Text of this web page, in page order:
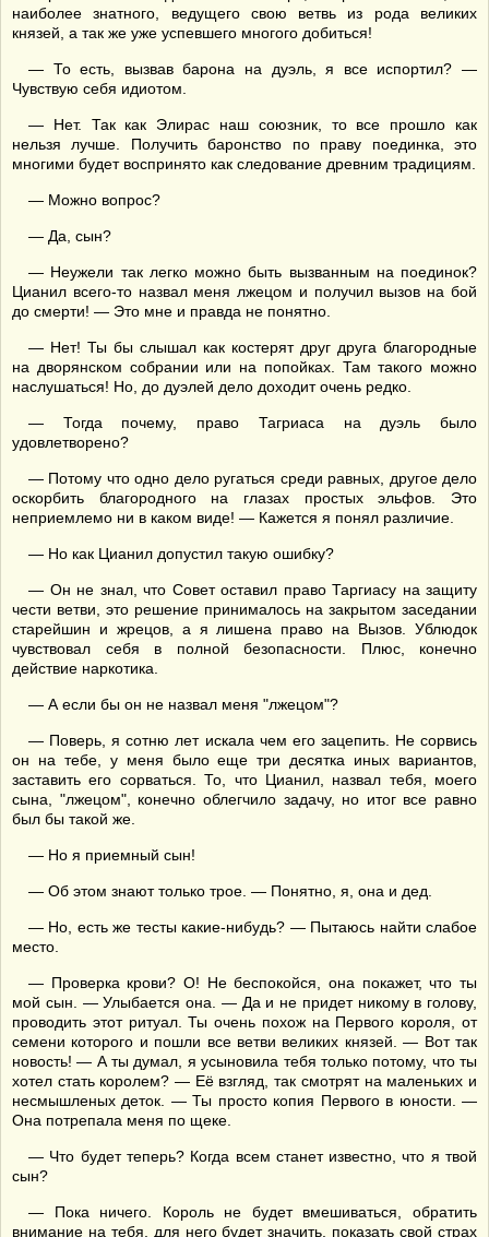
наиболее знатного, ведущего свою ветвь из рода великих
князей, а так же уже успевшего многого добиться!
— То есть, вызвав барона на дуэль, я все испортил? —
Чувствую себя идиотом.
— Нет. Так как Элирас наш союзник, то все прошло как
нельзя лучше. Получить баронство по праву поединка, это
многими будет воспринято как следование древним традициям.
— Можно вопрос?
— Да, сын?
— Неужели так легко можно быть вызванным на поединок?
Цианил всего-то назвал меня лжецом и получил вызов на бой
до смерти! — Это мне и правда не понятно.
— Нет! Ты бы слышал как костерят друг друга благородные
на дворянском собрании или на попойках. Там такого можно
наслушаться! Но, до дуэлей дело доходит очень редко.
— Тогда почему, право Тагриаса на дуэль было
удовлетворено?
— Потому что одно дело ругаться среди равных, другое дело
оскорбить благородного на глазах простых эльфов. Это
неприемлемо ни в каком виде! — Кажется я понял различие.
— Но как Цианил допустил такую ошибку?
— Он не знал, что Совет оставил право Таргиасу на защиту
чести ветви, это решение принималось на закрытом заседании
старейшин и жрецов, а я лишена право на Вызов. Ублюдок
чувствовал себя в полной безопасности. Плюс, конечно
действие наркотика.
— А если бы он не назвал меня "лжецом"?
— Поверь, я сотню лет искала чем его зацепить. Не сорвись
он на тебе, у меня было еще три десятка иных вариантов,
заставить его сорваться. То, что Цианил, назвал тебя, моего
сына, "лжецом", конечно облегчило задачу, но итог все равно
был бы такой же.
— Но я приемный сын!
— Об этом знают только трое. — Понятно, я, она и дед.
— Но, есть же тесты какие-нибудь? — Пытаюсь найти слабое
место.
— Проверка крови? О! Не беспокойся, она покажет, что ты
мой сын. — Улыбается она. — Да и не придет никому в голову,
проводить этот ритуал. Ты очень похож на Первого короля, от
семени которого и пошли все ветви великих князей. — Вот так
новость! — А ты думал, я усыновила тебя только потому, что ты
хотел стать королем? — Её взгляд, так смотрят на маленьких и
несмышленых деток. — Ты просто копия Первого в юности. —
Она потрепала меня по щеке.
— Что будет теперь? Когда всем станет известно, что я твой
сын?
— Пока ничего. Король не будет вмешиваться, обратить
внимание на тебя, для него будет значить, показать свой страх